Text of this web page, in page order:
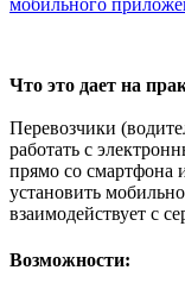
Что это дает на
Перевозчики
работать с
прямо со смартфона
установить
взаимодействует с
Возможности: